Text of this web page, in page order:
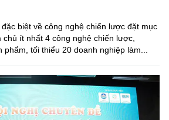
biệt về công nghệ chiến lược đặt mục
ít nhất 4 công nghệ chiến lược,
tối thiểu 20 doanh nghiệp làm...